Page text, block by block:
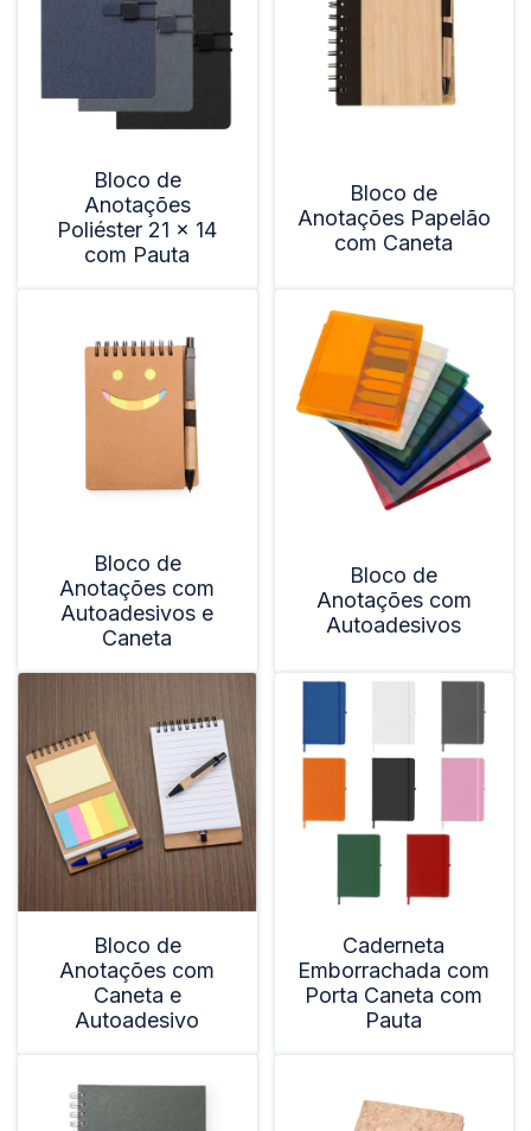
Bloco de
Anotações
Poliéster 21 x 14
com Pauta
Bloco de
Anotações Papelão
com Caneta
Bloco de
Anotações com
Autoadesivos e
Caneta
Bloco de
Anotações com
Autoadesivos
Bloco de
Anotações com
Caneta e
Autoadesivo
Caderneta
Emborrachada com
Porta Caneta com
Pauta